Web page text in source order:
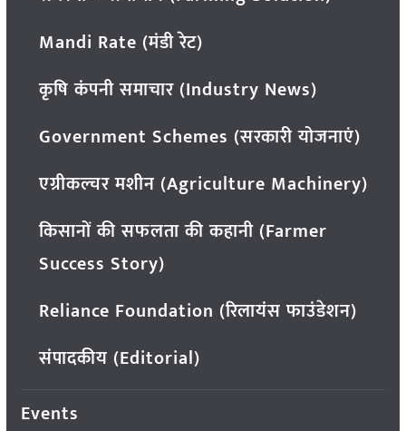
Mandi Rate (मंडी रेट)
कृषि कंपनी समाचार (Industry News)
Government Schemes (सरकारी योजनाएं)
एग्रीकल्चर मशीन (Agriculture Machinery)
किसानों की सफलता की कहानी (Farmer
Success Story)
Reliance Foundation (रिलायंस फाउंडेशन)
संपादकीय (Editorial)
Events